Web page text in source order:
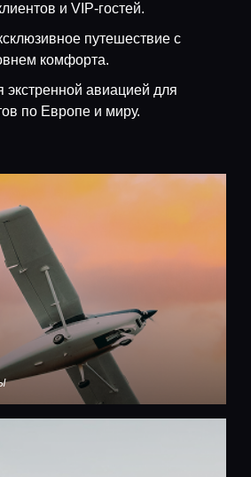
и VIP-гостей.
путешествие с
комфорта.
экстренной авиацией для
по Европе и миру.